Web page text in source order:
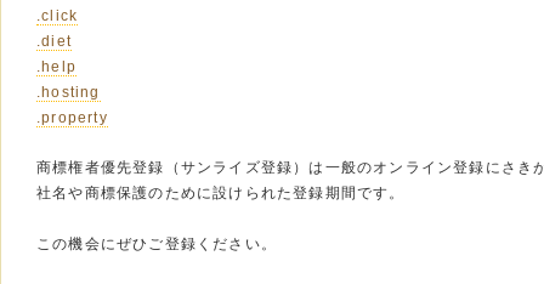
.click
.diet
.help
.hosting
.property
商標権者優先登録（サンライズ登録）は一般のオンライン登録にさき
社名や商標保護のために設けられた登録期間です。
この機会にぜひご登録ください。